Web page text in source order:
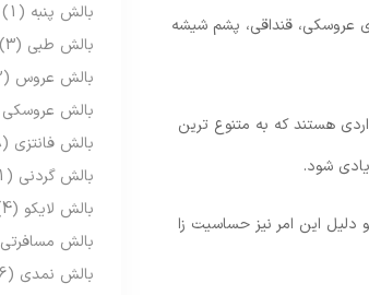
عروسکی، قنداقی، پشم شیشه
هستند که به متنوع ترین
شود.
دلیل این امر نیز حساسیت زا
بالش پنبه (1)
بالش طبی (3)
بالش عروس (2)
بالش عروسکی
بالش فانتزی (28)
بالش گردنی (1)
بالش لایکو (4)
بالش مسافرتی
بالش نمدی (16)